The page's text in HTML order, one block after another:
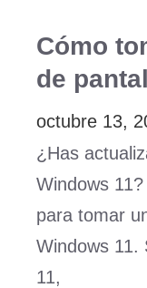
Cómo
de
octubre 13,
¿Has
Windows
para tomar
Windows 11.
11,